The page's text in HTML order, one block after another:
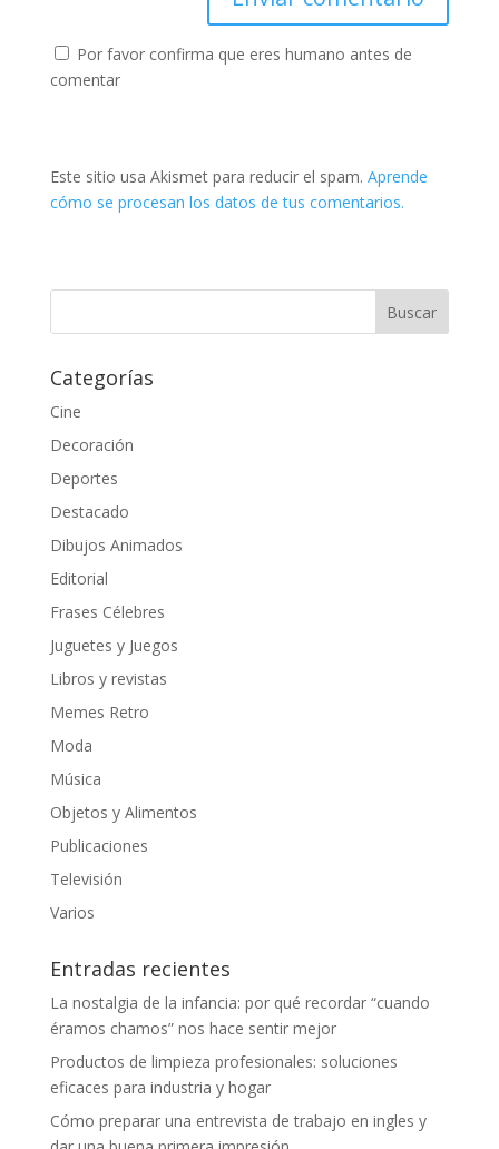
Por favor confirma que eres humano antes de
comentar
Este sitio usa Akismet para reducir el spam. Aprende
cómo se procesan los datos de tus comentarios.
Categorías
Cine
Decoración
Deportes
Destacado
Dibujos Animados
Editorial
Frases Célebres
Juguetes y Juegos
Libros y revistas
Memes Retro
Moda
Música
Objetos y Alimentos
Publicaciones
Televisión
Varios
Entradas recientes
La nostalgia de la infancia: por qué recordar “cuando
éramos chamos” nos hace sentir mejor
Productos de limpieza profesionales: soluciones
eficaces para industria y hogar
Cómo preparar una entrevista de trabajo en ingles y